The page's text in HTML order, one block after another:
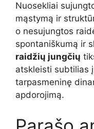
Nuosekliai
mąstymą ir
o nesujungtos
spontaniškumą ir
raidžių jungčių
atskleisti subtilias
tarpasmeninę
apdorojimą.